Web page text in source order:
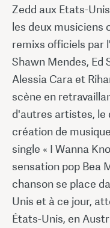
Zedd aux Etats-
les deux musiciens
remixs officiels par
Shawn Mendes, Ed
Alessia Cara et
scène en
d'autres artistes, le
création de
single « I Wanna
sensation pop Bea
chanson se place
Unis et à ce jour,
États-Unis, en